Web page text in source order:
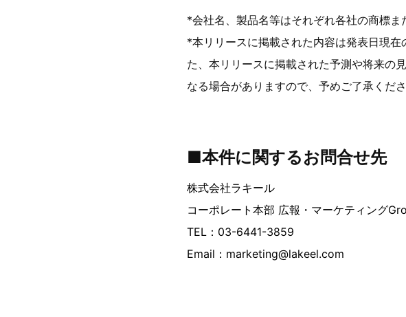
*会社名、製品名等はそれぞれ各社の商標ま
*本リリースに掲載された内容は発表日現
た、本リリースに掲載された予測や将来の
なる場合がありますので、予めご了承くださ
■本件に関するお問合せ先
株式会社ラキール
コーポレート本部 広報・マーケティング
TEL：03-6441-3859
Email：marketing@lakeel.com